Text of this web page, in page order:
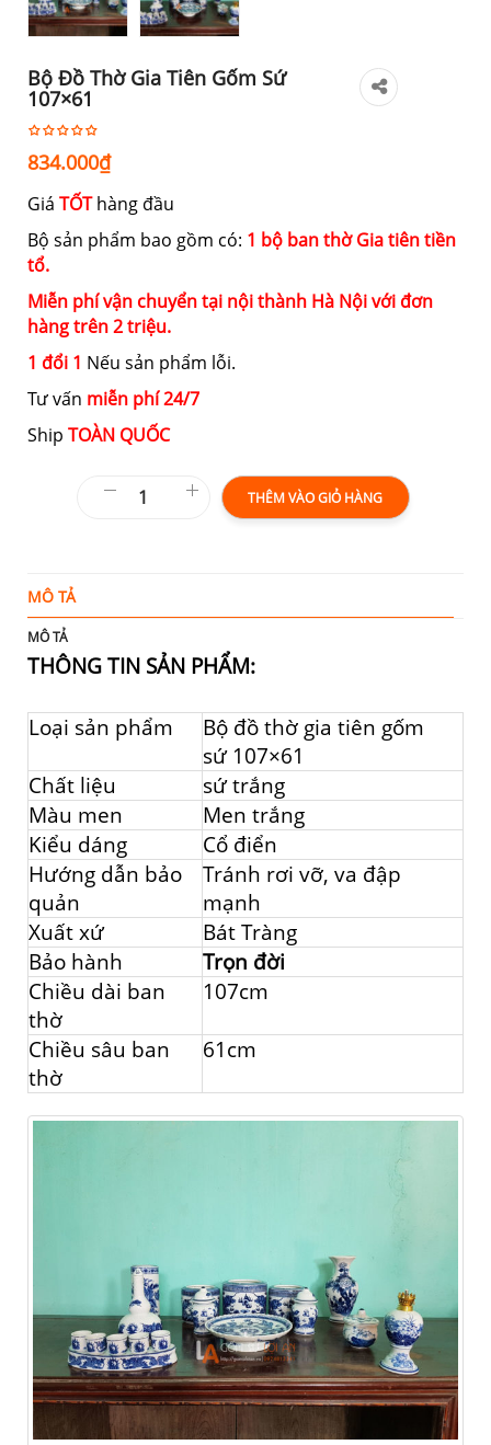
Bộ Đồ Thờ Gia Tiên Gốm Sứ
107×61
834.000₫
Giá TỐThàng đầu
Bộ sản phẩm bao gồm có: 1 bộ ban thờ Gia tiên tiền
tổ.
Miễn phí vận chuyển tại nội thành Hà Nội với đơn
hàng trên 2 triệu.
1 đổi 1 Nếu sản phẩm lỗi.
Tư vấn miễn phí 24/7
Ship TOÀN QUỐC
THÊM VÀO GIỎ HÀNG
MÔ TẢ
MÔ TẢ
THÔNG TIN SẢN PHẨM:
Loại sản phẩm
Bộ đồ thờ gia tiên gốm
sứ 107×61
Chất liệu
sứ trắng
Màu men
Men trắng
Kiểu dáng
Cổ điển
Hướng dẫn bảo
quản
Tránh rơi vỡ, va đập
mạnh
Xuất xứ
Bát Tràng
Bảo hành
Trọn đời
Chiều dài ban
thờ
107cm
Chiều sâu ban
thờ
61cm